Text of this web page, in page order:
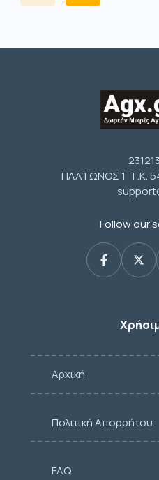
ΠΛΑΤΩΝΟΣ 1 Τ.Κ.
Follow our
Αρχική
Πολιτική Απορρήτου
FAQ